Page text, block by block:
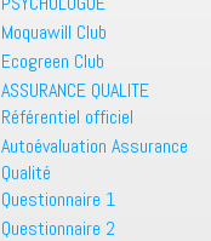
Moquawill Club
Ecogreen Club
ASSURANCE QUALITE
Référentiel officiel
Autoévaluation Assurance
Qualité
Questionnaire 1
Questionnaire 2